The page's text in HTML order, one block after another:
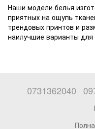
Наши модели белья
приятных на ощупь
трендовых принтов и
наилучшие варианты
0731362040